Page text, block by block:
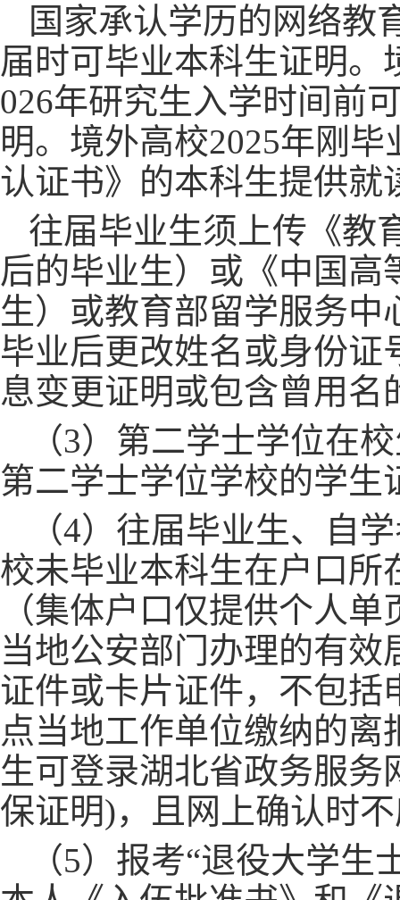
国家承认学历的网络教
届时可毕业本科生证明
026年研究生入学时间前
明。境外高校2025年刚
认证书》的本科生提供就
往届毕业生须上传《教
后的毕业生）或《中国高
生）或教育部留学服务
毕业后更改姓名或身份
息变更证明或包含曾用名
（3）第二学士学位在
第二学士学位学校的学
（4）往届毕业生、自
校未毕业本科生在户口所
（集体户口仅提供个人
当地公安部门办理的有
证件或卡片证件，不包
点当地工作单位缴纳的
生可登录湖北省政务服务
保证明)，且网上确认时
（5）报考“退役大学生